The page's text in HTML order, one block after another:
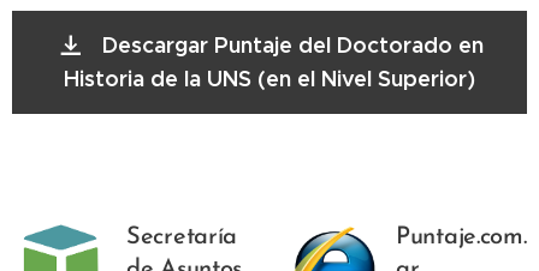
Descargar Puntaje del Doctorado en
Historia de la UNS (en el Nivel Superior)
Secretaría
Puntaje.com.